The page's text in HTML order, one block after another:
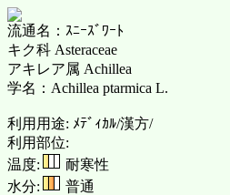
流通名：ｽﾆｰｽﾞﾜｰﾄ
キク科 Asteraceae
アキレア属 Achillea
学名：Achillea ptarmica L.
利用用途: ﾒﾃﾞｨｶﾙ/漢方/
利用部位:
温度:
耐寒性
水分:
普通